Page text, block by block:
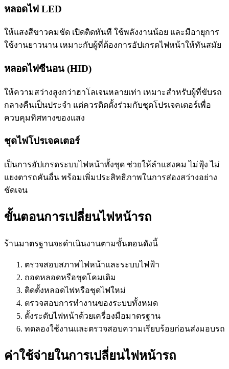
หลอดไฟ LED
ให้แสงสีขาวคมชัด เปิดติดทันที ใช้พลังงานน้อย และมีอายุการ
ใช้งานยาวนาน เหมาะกับผู้ที่ต้องการอัปเกรดไฟหน้าให้ทันสมัย
หลอดไฟซีนอน (HID)
ให้ความสว่างสูงกว่าฮาโลเจนหลายเท่า เหมาะสำหรับผู้ที่ขับรถ
กลางคืนเป็นประจำ แต่ควรติดตั้งร่วมกับชุดโปรเจคเตอร์เพื่อ
ควบคุมทิศทางของแสง
ชุดไฟโปรเจคเตอร์
เป็นการอัปเกรดระบบไฟหน้าทั้งชุด ช่วยให้ลำแสงคม ไม่ฟุ้ง ไม่
แยงตารถคันอื่น พร้อมเพิ่มประสิทธิภาพในการส่องสว่างอย่าง
ชัดเจน
ขั้นตอนการเปลี่ยนไฟหน้ารถ
ร้านมาตรฐานจะดำเนินงานตามขั้นตอนดังนี้
ตรวจสอบสภาพไฟหน้าและระบบไฟฟ้า
ถอดหลอดหรือชุดโคมเดิม
ติดตั้งหลอดไฟหรือชุดไฟใหม่
ตรวจสอบการทำงานของระบบทั้งหมด
ตั้งระดับไฟหน้าด้วยเครื่องมือมาตรฐาน
ทดลองใช้งานและตรวจสอบความเรียบร้อยก่อนส่งมอบรถ
ค่าใช้จ่ายในการเปลี่ยนไฟหน้ารถ